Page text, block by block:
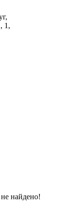
1,
найдено!